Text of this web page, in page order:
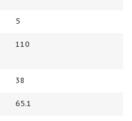
5
110
38
65.1